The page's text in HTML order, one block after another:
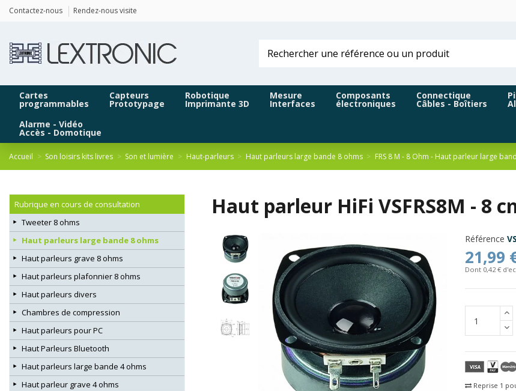
Contactez-nous Rendez-nous visite
Cartes
programmables
Capteurs
Prototypage
Robotique
Imprimante 3D
Mesure
Interfaces
Composants
électroniques
Connectique
Câbles - Boîtiers
Alarme - Vidéo
Accès - Domotique
Accueil Son loisirs kits livres Son et lumière Haut-parleurs Haut parleurs large bande 8 ohms FRS 8 M - 8 Ohm - Haut parleur large
Haut parleur HiFi VSFRS8M - 8
Référence
21,99
Dont 0,42 €
Reprise 1
Rubrique en cours de consultation
Tweeter 8 ohms
Haut parleurs large bande 8 ohms
Haut parleurs grave 8 ohms
Haut parleurs plafonnier 8 ohms
Haut parleurs divers
Chambres de compression
Haut parleurs pour PC
Haut Parleurs Bluetooth
Haut parleurs large bande 4 ohms
Haut parleur grave 4 ohms
Panneau de gestion des cookies